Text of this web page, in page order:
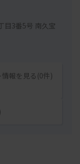
目3番5号 南久宝
情報を見る(0件)